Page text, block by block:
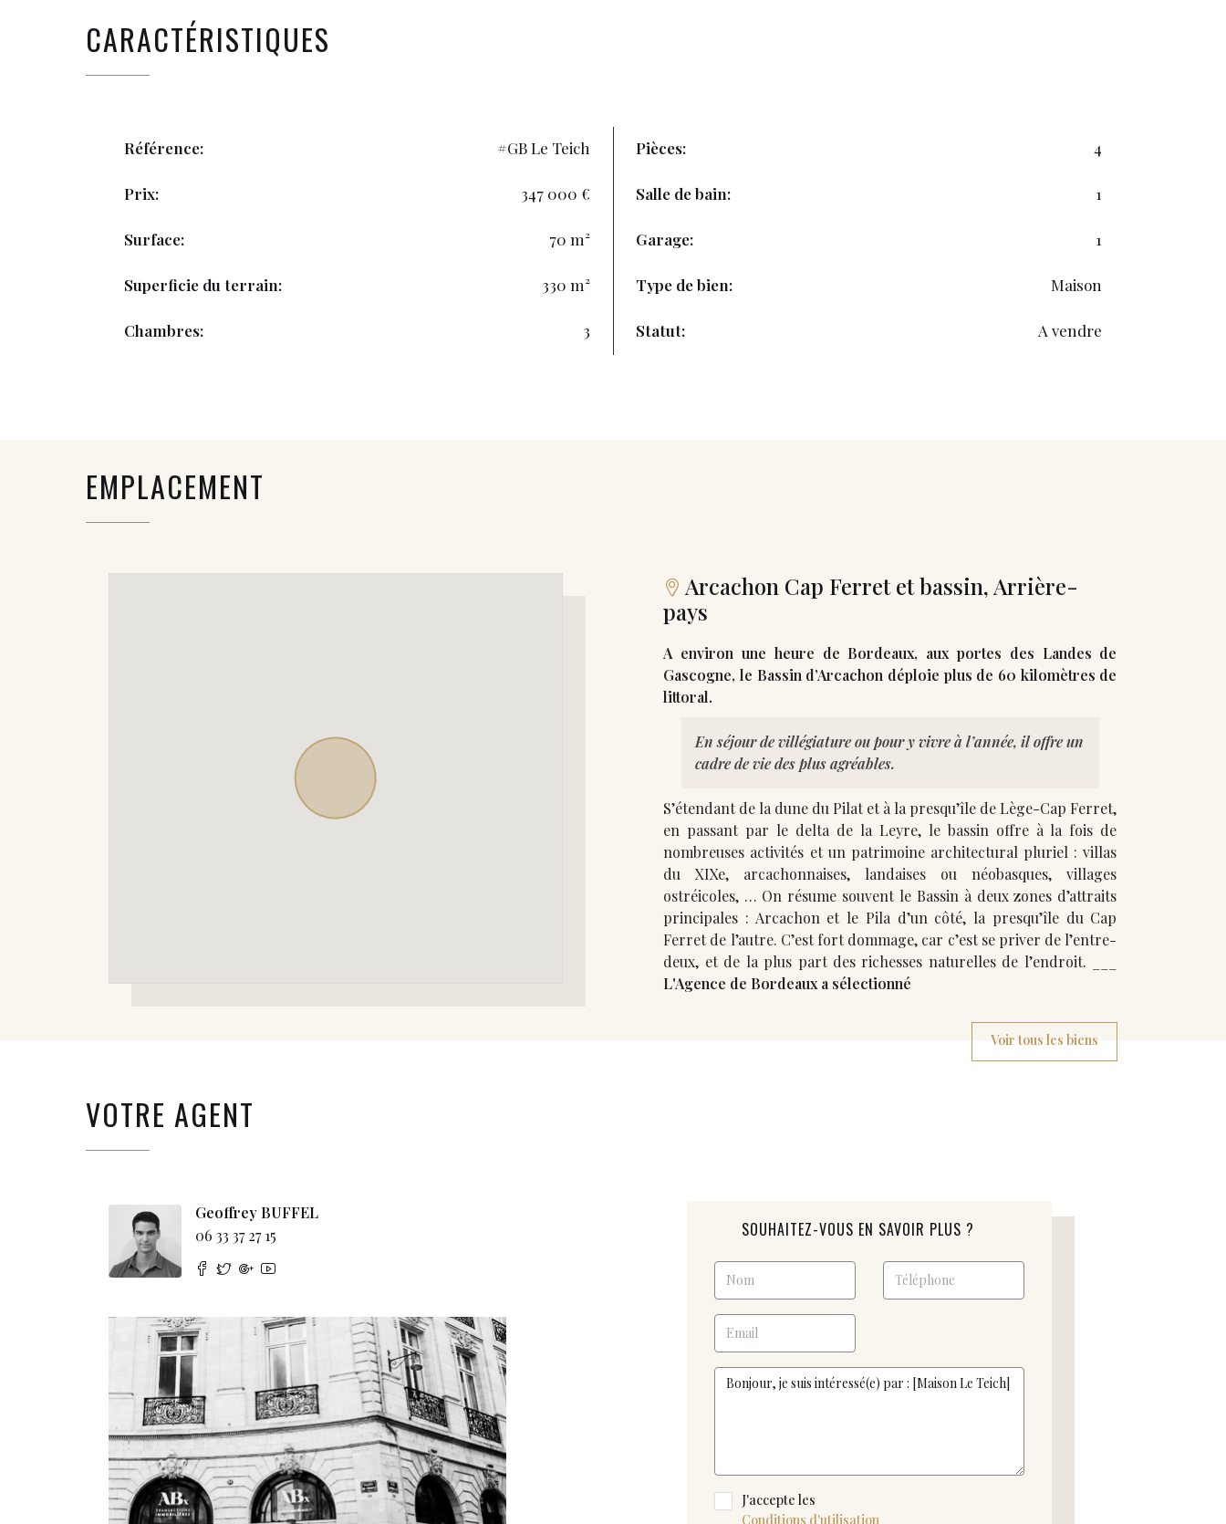
CARACTÉRISTIQUES
Référence: #GB Le Teich
Prix: 347 000 €
Surface: 70 m²
Superficie du terrain: 330 m²
Chambres: 3
Pièces: 4
Salle de bain: 1
Garage: 1
Type de bien: Maison
Statut: A vendre
EMPLACEMENT
Arcachon Cap Ferret et bassin, Arrière-
pays
A environ une heure de Bordeaux, aux portes des Landes de
Gascogne, le Bassin d’Arcachon déploie plus de 60 kilomètres de
littoral.
En séjour de villégiature ou pour y vivre à l’année, il offre un
cadre de vie des plus agréables.
S’étendant de la dune du Pilat et à la presqu’île de Lège-Cap Ferret,
en passant par le delta de la Leyre, le bassin offre à la fois de
nombreuses activités et un patrimoine architectural pluriel : villas
du XIXe, arcachonnaises, landaises ou néobasques, villages
ostréicoles, … On résume souvent le Bassin à deux zones d’attraits
principales : Arcachon et le Pila d’un côté, la presqu’île du Cap
Ferret de l’autre. C’est fort dommage, car c’est se priver de l’entre-
L'Agence de Bordeaux a sélectionné
Voir tous les biens
VOTRE AGENT
Geoffrey BUFFEL
06 33 37 27 15
SOUHAITEZ-VOUS EN SAVOIR PLUS ?
J'accepte les
Conditions d'utilisation